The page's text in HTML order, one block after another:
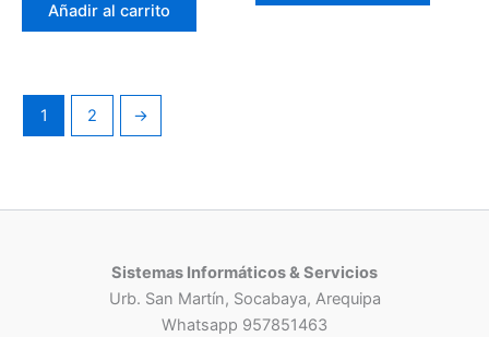
Añadir al carrito
1 2 →
Sistemas Informáticos & Servicios
Urb. San Martín, Socabaya, Arequipa
Whatsapp 957851463